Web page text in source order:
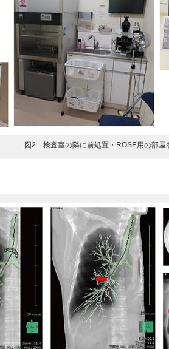
図2 検査室の隣に前処置・ROSE用の部屋